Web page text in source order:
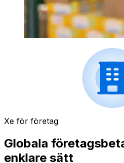
Xe för företag
Globala
enklare sätt